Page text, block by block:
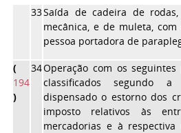
33Saída de cadeira de
mecânica, e de muleta,
pessoa portadora de
(
194
)
34Operação com os seguintes
classificados segundo a
dispensado o estorno dos
imposto relativos às
mercadorias e à respectiva